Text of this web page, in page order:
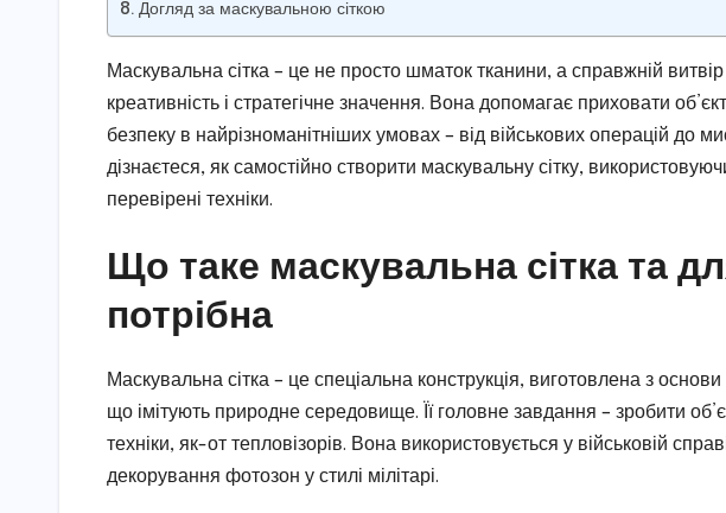
Догляд за маскувальною сіткою
Маскувальна сітка – це не просто шматок тканини, а справжній
креативність і стратегічне значення. Вона допомагає приховати
безпеку в найрізноманітніших умовах – від військових операцій до
дізнаєтеся, як самостійно створити маскувальну сітку,
перевірені техніки.
Що таке маскувальна сітка та
потрібна
Маскувальна сітка – це спеціальна конструкція, виготовлена з
що імітують природне середовище. Її головне завдання – зробити
техніки, як-от тепловізорів. Вона використовується у військовій
декорування фотозон у стилі мілітарі.